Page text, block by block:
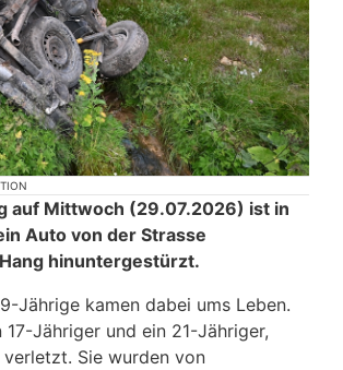
auf Mittwoch (29.07.2026) ist in
Auto von der Strasse
hinuntergestürzt.
Jährige kamen dabei ums Leben.
Jähriger und ein 21-Jähriger,
Sie wurden von